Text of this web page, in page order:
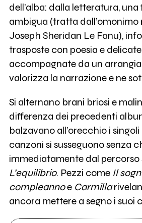
dell’alba: dalla letteratura,
ambigua (tratta dall’omonimo
Joseph Sheridan Le Fanu),
trasposte con poesia e
accompagnate da un
valorizza la narrazione e ne
Si alternano brani briosi e
differenza dei precedenti
balzavano all’orecchio i
canzoni si susseguono senza
immediatamente dal percorso
L’equilibrio. Pezzi come Il
compleannoe Carmilla
ancora mettere a segno i suoi